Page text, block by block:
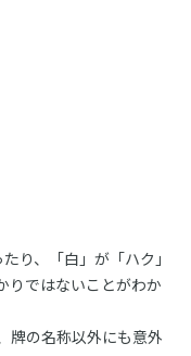
り、「白」が「ハク」
りではないことがわか
牌の名称以外にも意外